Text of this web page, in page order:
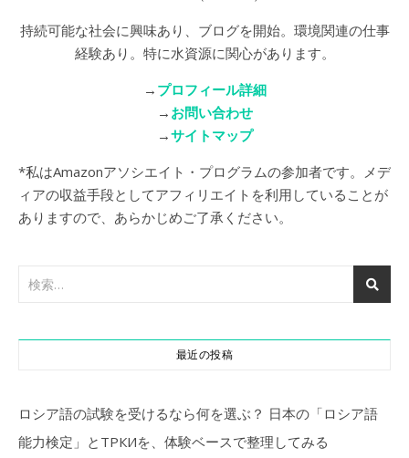
持続可能な社会に興味あり、ブログを開始。環境関連の仕事
経験あり。特に水資源に関心があります。
→ プロフィール詳細
→ お問い合わせ
→サイトマップ
*私はAmazonアソシエイト・プログラムの参加者です。メデ
ィアの収益手段としてアフィリエイトを利用していることが
ありますので、あらかじめご了承ください。
最近の投稿
ロシア語の試験を受けるなら何を選ぶ？ 日本の「ロシア語
能力検定」とТРКИを、体験ベースで整理してみる